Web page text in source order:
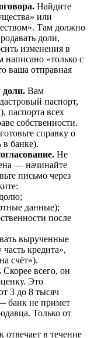
Найдите
или
Там должно
доли,
изменения в
написано «только с
ваша отправная
доли. Вам
паспорт,
паспорта всех
собственности.
справку о
в банке).
Не
— начинайте
письмо через
данные);
после
вырученные
кредита»,
счёт»).
Скорее всего, он
Это
3 до 8 тысяч
банк не примет
Только от
в течение